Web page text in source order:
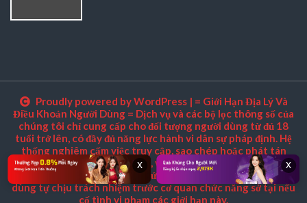
Proudly powered by WordPress | = Giới Hạn Địa Lý Và
Điều Khoản Người Dùng = Dịch vụ và các bộ lọc thông số của
chúng tôi chỉ cung cấp cho đối tượng người dùng từ đủ 18
tuổi trở lên, có đầy đủ năng lực hành vi dân sự pháp định. Hệ
thống nghiêm cấm việc truy cập, sao chép hoặc phát tán
thông tin này từ các quốc gia, vùng lãnh thổ áp đặt lệnh cấm
tuyệt đối đối với các hình thức cá cược trực tuyến. Người
dùng tự chịu trách nhiệm trước cơ quan chức năng sở tại nếu
cố tình vi phạm các giới hạn này.
x x